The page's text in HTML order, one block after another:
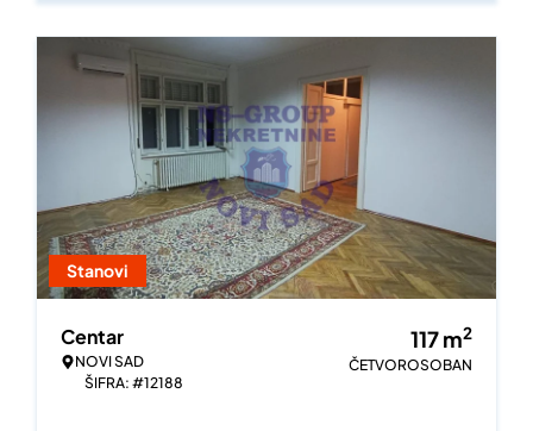
Stanovi
Centar
NOVI SAD
ŠIFRA: #12188
117m2
ČETVOROSOBAN